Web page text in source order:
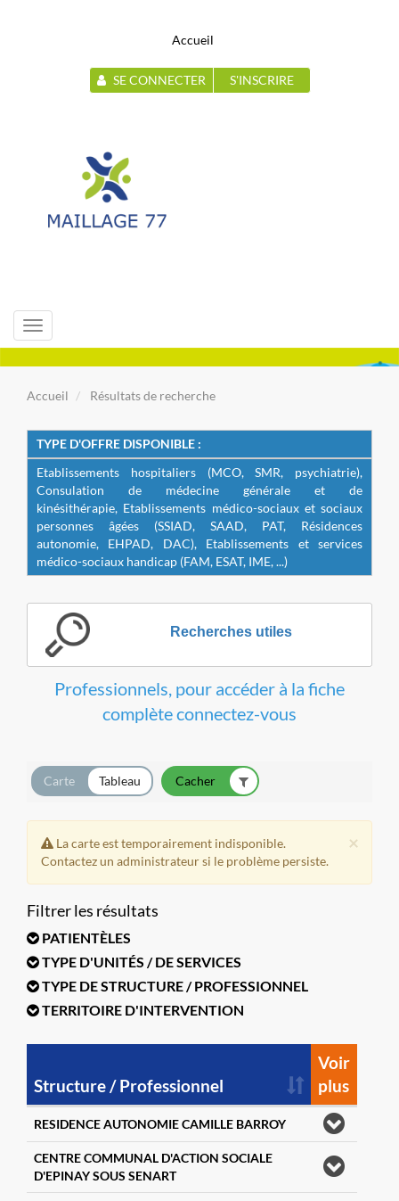
Accueil
SE CONNECTER S'INSCRIRE
Toggle
navigation
Accueil Résultats de recherche
TYPE D'OFFRE DISPONIBLE :
Etablissements hospitaliers (MCO, SMR, psychiatrie),
Consulation de médecine générale et de
kinésithérapie, Etablissements médico-sociaux et sociaux
personnes âgées (SSIAD, SAAD, PAT, Résidences
autonomie, EHPAD, DAC), Etablissements et services
médico-sociaux handicap (FAM, ESAT, IME, ...)
Recherches utiles
Professionnels, pour accéder à la fiche
complète connectez-vous
Carte Tableau
×
La carte est temporairement indisponible.
Contactez un administrateur si le problème persiste.
Filtrer les résultats
PATIENTÈLES
TYPE D'UNITÉS / DE SERVICES
TYPE DE STRUCTURE / PROFESSIONNEL
TERRITOIRE D'INTERVENTION
Structure / Professionnel
Voir
plus
RESIDENCE AUTONOMIE CAMILLE BARROY
CENTRE COMMUNAL D'ACTION SOCIALE
D'EPINAY SOUS SENART